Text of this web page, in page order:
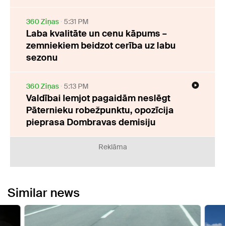
360 Ziņas 5:31 PM
Laba kvalitāte un cenu kāpums –
zemniekiem beidzot cerība uz labu
sezonu
360 Ziņas 5:13 PM
Valdībai lemjot pagaidām neslēgt
Pāternieku robežpunktu, opozīcija
pieprasa Dombravas demisiju
Reklāma
Similar news